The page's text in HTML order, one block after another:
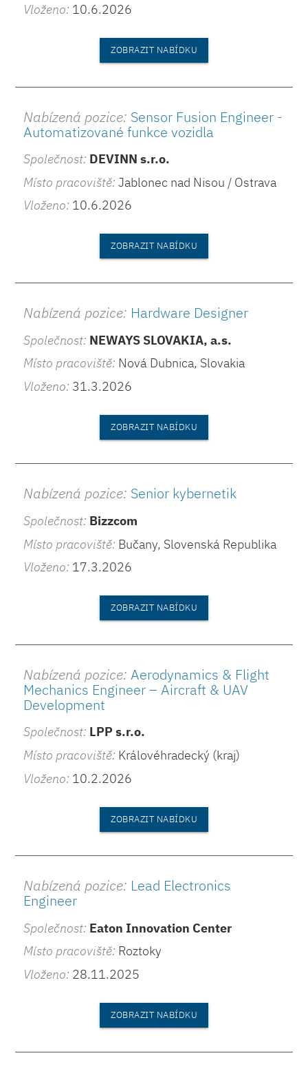
Vloženo: 10.6.2026
ZOBRAZIT NABÍDKU
Nabízená pozice: Sensor Fusion Engineer -
Automatizované funkce vozidla
Společnost: DEVINN s.r.o.
Místo pracoviště:Jablonec nad Nisou / Ostrava
Vloženo: 10.6.2026
ZOBRAZIT NABÍDKU
Nabízená pozice: Hardware Designer
Společnost: NEWAYS SLOVAKIA, a.s.
Místo pracoviště: Nová Dubnica, Slovakia
Vloženo: 31.3.2026
ZOBRAZIT NABÍDKU
Nabízená pozice: Senior kybernetik
Společnost: Bizzcom
Místo pracoviště: Bučany, Slovenská Republika
Vloženo: 17.3.2026
ZOBRAZIT NABÍDKU
Nabízená pozice:Aerodynamics & Flight
Mechanics Engineer – Aircraft & UAV
Development
Společnost: LPP s.r.o.
Místo pracoviště: Královéhradecký (kraj)
Vloženo: 10.2.2026
ZOBRAZIT NABÍDKU
Nabízená pozice: Lead Electronics
Engineer
Společnost: Eaton Innovation Center
Místo pracoviště: Roztoky
Vloženo: 28.11.2025
ZOBRAZIT NABÍDKU